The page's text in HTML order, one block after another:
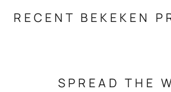
RECENT BEKEKEN
SPREAD THE